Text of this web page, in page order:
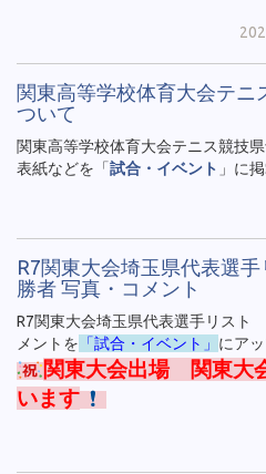
関東高等学校体育大会テニ
ついて
関東高等学校体育大会テニス競技
表紙などを「試合・イベント 」に
R7関東大会埼玉県代表選
勝者 写真・コメント
R7関東大会埼玉県代表選手リス
メントを 「試合・イベント」 にア
関東大会出場 関東大
います